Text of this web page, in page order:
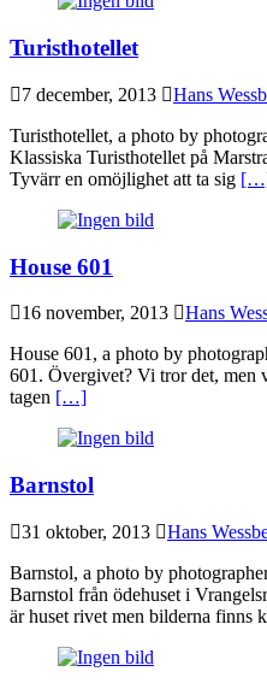
Turisthotellet
7 december, 2013 Hans
Turisthotellet, a photo by
Klassiska Turisthotellet på
Tyvärr en omöjlighet att ta sig
House 601
16 november, 2013 Hans
House 601, a photo by
601. Övergivet? Vi tror det, men
tagen […]
Barnstol
31 oktober, 2013 Hans
Barnstol, a photo by
Barnstol från ödehuset i
är huset rivet men bilderna finns